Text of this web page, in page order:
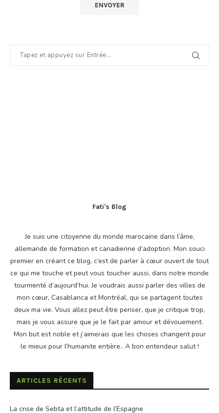
Fati's Blog
Je suis une citoyenne du monde marocaine dans l’âme,
allemande de formation et canadienne d’adoption. Mon souci
premier en créant ce blog, c’est de parler à cœur ouvert de tout
ce qui me touche et peut vous toucher aussi, dans notre monde
tourmenté d’aujourd’hui. Je voudrais aussi parler des villes de
mon cœur, Casablanca et Montréal, qui se partagent toutes
deux ma vie. Vous allez peut être penser, que je critique trop,
mais je vous assure que je le fait par amour et dévouement.
Mon but est noble et j’aimerais que les choses changent pour
le mieux pour l’humanite entière.. A bon entendeur salut !
ARTICLES RÉCENTS
La crise de Sebta et l’attitude de l’Espagne